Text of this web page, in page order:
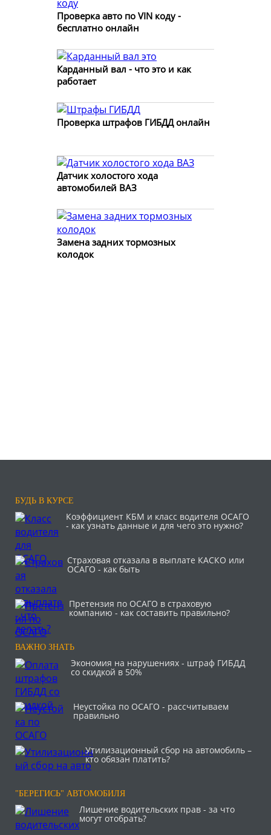
Проверка авто по VIN коду -
бесплатно онлайн
Карданный вал - что это и как
работает
Проверка штрафов ГИБДД онлайн
Датчик холостого хода
автомобилей ВАЗ
Замена задних тормозных
колодок
БУДЬ В КУРСЕ
Коэффициент КБМ и класс водителя ОСАГО
- как узнать данные и для чего это нужно?
Страховая отказала в выплате КАСКО или
ОСАГО - как быть
Претензия по ОСАГО в страховую
компанию - как составить правильно?
ВАЖНО ЗНАТЬ
Экономия на нарушениях - штраф ГИБДД
со скидкой в 50%
Неустойка по ОСАГО - рассчитываем
правильно
Утилизационный сбор на автомобиль –
кто обязан платить?
"БЕРЕГИСЬ" АВТОМОБИЛЯ
Лишение водительских прав - за что
могут отобрать?